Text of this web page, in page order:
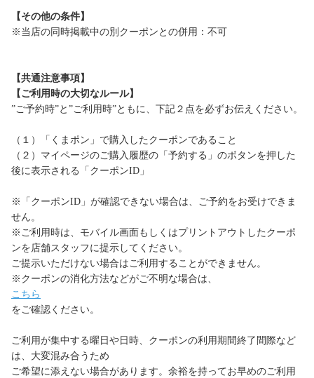
【その他の条件】
※当店の同時掲載中の別クーポンとの併用：不可
【共通注意事項】
【ご利用時の大切なルール】
”ご予約時”と”ご利用時”ともに、下記２点を必ずお伝えください。
（１）「くまポン」で購入したクーポンであること
（２）マイページのご購入履歴の「予約する」のボタンを押した
後に表示される「クーポンID」
※「クーポンID」が確認できない場合は、ご予約をお受けできま
せん。
※ご利用時は、モバイル画面もしくはプリントアウトしたクーポ
ンを店舗スタッフに提示してください。
ご提示いただけない場合はご利用することができません。
※クーポンの消化方法などがご不明な場合は、
こちら
をご確認ください。
ご利用が集中する曜日や日時、クーポンの利用期間終了間際など
は、大変混み合うため
ご希望に添えない場合があります。余裕を持ってお早めのご利用